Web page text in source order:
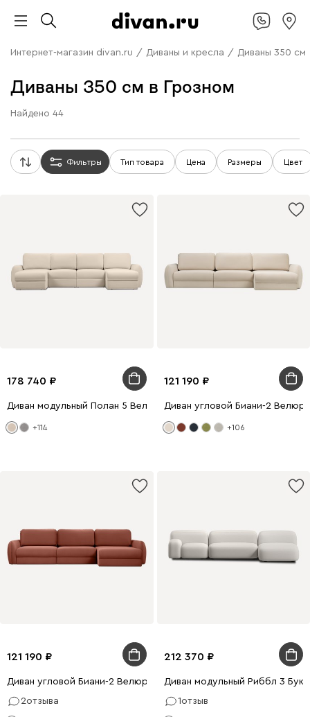
Интернет-магазин divan.ru / Диваны и кресла / Диваны 350 см
Диваны 350 см в Грозном
Найдено 44
Фильтры Тип товара Цена Размеры Цвет
178 740
Диван модульный Полан 5 Велюр Молочный
+114
121 190
Диван угловой Биани-2 Велюр
+106
121 190
Диван угловой Биани-2 Велюр Терракотовый
2отзыва
212 370
Диван модульный Риббл 3
1отзыв